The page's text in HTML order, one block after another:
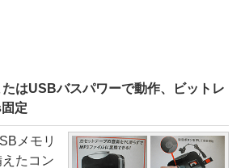
はUSBバスパワーで動作、ビットレ
定
メモリ
たコン